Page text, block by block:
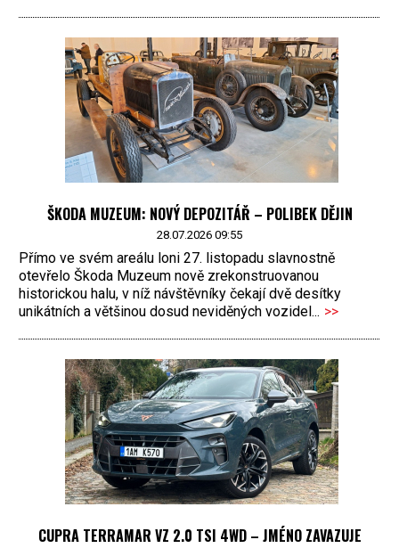
ŠKODA MUZEUM: NOVÝ DEPOZITÁŘ – POLIBEK DĚJIN
28.07.2026 09:55
Přímo ve svém areálu loni 27. listopadu slavnostně
otevřelo Škoda Muzeum nově zrekonstruovanou
historickou halu, v níž návštěvníky čekají dvě desítky
unikátních a většinou dosud neviděných vozidel... >>
CUPRA TERRAMAR VZ 2.0 TSI 4WD – JMÉNO ZAVAZUJE